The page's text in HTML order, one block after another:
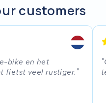
customers
bike en het
fietst veel rustiger.